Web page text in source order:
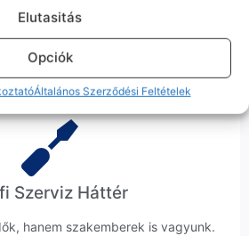
Elutasitás
Opciók
Általános Szerződési Feltételek
megyünk a készülékért. Garanciális
a futárt, bevizsgáljuk a telefont, és
küldjük vissza – neked ez 0 Ft
költséggel jár.
Szerviz Háttér
hanem szakemberek is vagyunk.